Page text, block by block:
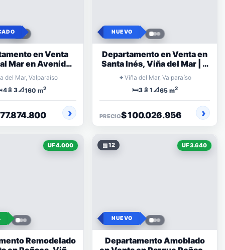
en Venta
Mar en Avenida
Viña del Mar
del Mar, Valparaíso
4🚿 3📐160 m2
NUEVO
Departamento en Venta en
Santa Inés, Viña del Mar | 3
Dormitorios y Excelente
⌖ Viña del Mar, Valparaíso
🛏️3 🚿 1📐65 m2
PRECIO$ 100.026.956
UF 4.000
Remodelado
▧12 UF 3.640
NUEVO
Departamento Amoblado